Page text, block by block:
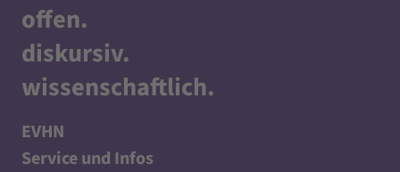
offen.
diskursiv.
wissenschaftlich.
EVHN
Service und Infos